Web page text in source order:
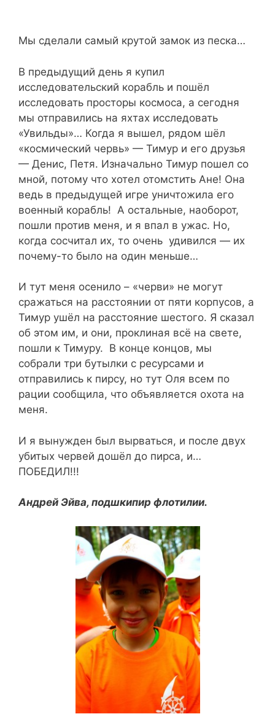
Мы сделали самый крутой замок из песка…
В предыдущий день я купил
исследовательский корабль и пошёл
исследовать просторы космоса, а сегодня
мы отправились на яхтах исследовать
«Увильды»… Когда я вышел, рядом шёл
«космический червь» — Тимур и его друзья
— Денис, Петя. Изначально Тимур пошел со
мной, потому что хотел отомстить Ане! Она
ведь в предыдущей игре уничтожила его
военный корабль! А остальные, наоборот,
пошли против меня, и я впал в ужас. Но,
когда сосчитал их, то очень удивился — их
почему-то было на один меньше…
И тут меня осенило – «черви» не могут
сражаться на расстоянии от пяти корпусов, а
Тимур ушёл на расстояние шестого. Я сказал
об этом им, и они, проклиная всё на свете,
пошли к Тимуру. В конце концов, мы
собрали три бутылки с ресурсами и
отправились к пирсу, но тут Оля всем по
рации сообщила, что объявляется охота на
меня.
И я вынужден был вырваться, и после двух
убитых червей дошёл до пирса, и…
ПОБЕДИЛ!!!
Андрей Эйва, подшкипир флотилии.